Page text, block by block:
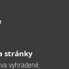
stránky
vyhradené.